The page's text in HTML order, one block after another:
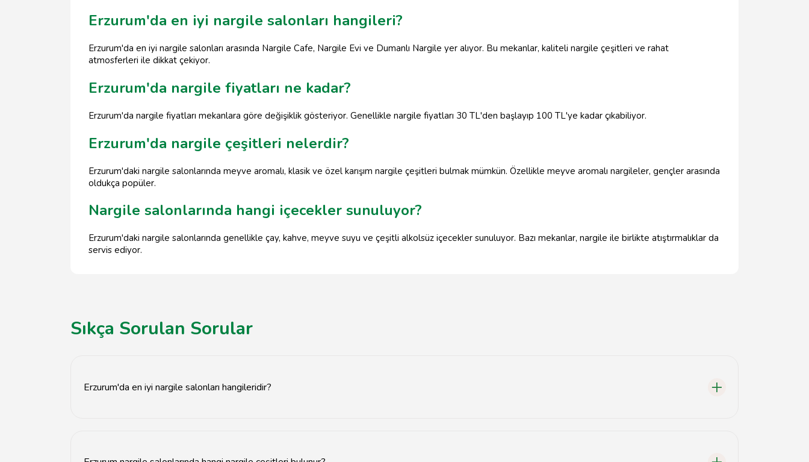
Erzurum'da en iyi nargile salonları hangileri?
Erzurum'da en iyi nargile salonları arasında Nargile Cafe, Nargile Evi ve Dumanlı Nargile yer alıyor. Bu mekanlar, kaliteli nargile çeşitleri ve rahat
atmosferleri ile dikkat çekiyor.
Erzurum'da nargile fiyatları ne kadar?
Erzurum'da nargile fiyatları mekanlara göre değişiklik gösteriyor. Genellikle nargile fiyatları 30 TL'den başlayıp 100 TL'ye kadar çıkabiliyor.
Erzurum'da nargile çeşitleri nelerdir?
Erzurum'daki nargile salonlarında meyve aromalı, klasik ve özel karışım nargile çeşitleri bulmak mümkün. Özellikle meyve aromalı nargileler, gençler arasında
oldukça popüler.
Nargile salonlarında hangi içecekler sunuluyor?
Erzurum'daki nargile salonlarında genellikle çay, kahve, meyve suyu ve çeşitli alkolsüz içecekler sunuluyor. Bazı mekanlar, nargile ile birlikte atıştırmalıklar da
servis ediyor.
Sıkça Sorulan Sorular
Erzurum'da en iyi nargile salonları hangileridir?